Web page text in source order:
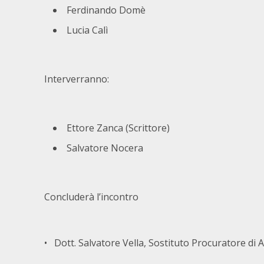
Ferdinando Domè
Lucia Calì
Interverranno:
Ettore Zanca (Scrittore)
Salvatore Nocera
Concluderà l’incontro
• Dott. Salvatore Vella, Sostituto Procuratore di